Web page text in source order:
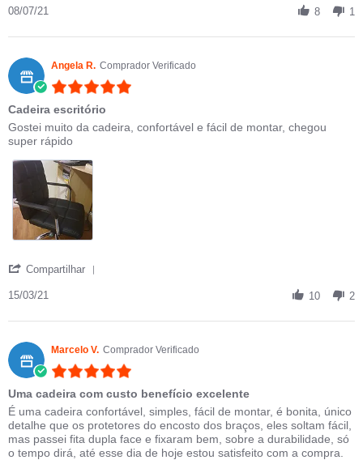
08/07/21 8 1
Angela R. Comprador Verificado
Cadeira escritório
Review by Angela R. on 15 Mar 2021
review stating Cadeira escritório
Gostei muito da cadeira, confortável e fácil de montar, chegou
super rápido
Compartilhar
15/03/21 10 2
Marcelo V. Comprador Verificado
Uma cadeira com custo benefício excelente
Review by Marcelo V. on 13 Jun 2026
review stating Uma cadeira com custo benefício excelente
É uma cadeira confortável, simples, fácil de montar, é bonita, único
detalhe que os protetores do encosto dos braços, eles soltam fácil,
mas passei fita dupla face e fixaram bem, sobre a durabilidade, só
o tempo dirá, até esse dia de hoje estou satisfeito com a compra.